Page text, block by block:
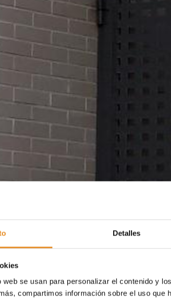
Detalles
se usan para personalizar el contenido y
compartimos información sobre el uso que